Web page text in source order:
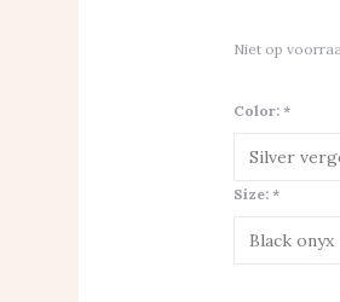
Niet op
Color: *
Size: *